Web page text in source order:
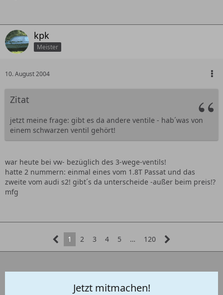
kpk
Meister
10. August 2004
Zitat
jetzt meine frage: gibt es da andere ventile - hab´was von
einem schwarzen ventil gehört!
war heute bei vw- bezüglich des 3-wege-ventils!
hatte 2 nummern: einmal eines vom 1.8T Passat und das
zweite vom audi s2! gibt´s da unterscheide -außer beim preis!?
mfg
1 2 3 4 5 … 120
Jetzt mitmachen!